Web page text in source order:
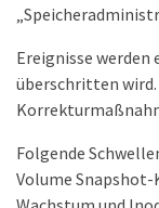
Ereignisse
überschritten wird.
Folgende
Volume